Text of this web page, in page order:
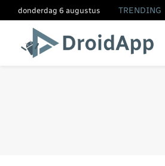
donderdag 6 augustus TRENDING